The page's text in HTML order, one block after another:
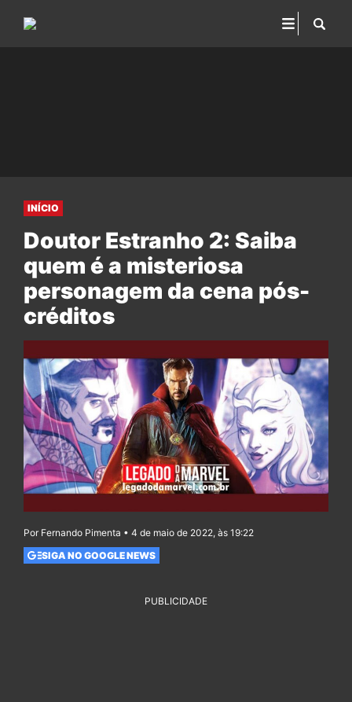
INÍCIO
Doutor Estranho 2: Saiba
quem é a misteriosa
personagem da cena pós-
créditos
Por Fernando Pimenta • 4 de maio de 2022, às 19:22
SIGA NO GOOGLE NEWS
PUBLICIDADE